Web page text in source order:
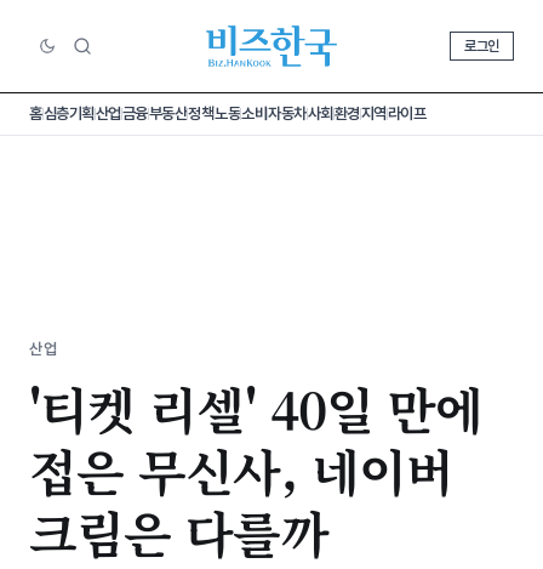
로그인
홈심층기획산업금융부동산정책노동소비 자동차사회환경지역라이프
산업
'티켓 리셀' 40일 만에
접은 무신사, 네이버
크림은 다를까